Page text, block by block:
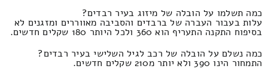
כמה תשלמו על הובלה של מיזוג בעיר רבדים?
עלות בעבור העברה של ברבדים והסביבה מאווררים ומזגנים לא
בסיפוח התקנה התעריף הוא 360 ולכל היותר 180 שקלים חדשים.
כמה נשלם על הובלה של רכב לגיל השלישי בעיר רבדים?
התמחור הינו 390 ולא יותר מ210 שקלים חדשים.